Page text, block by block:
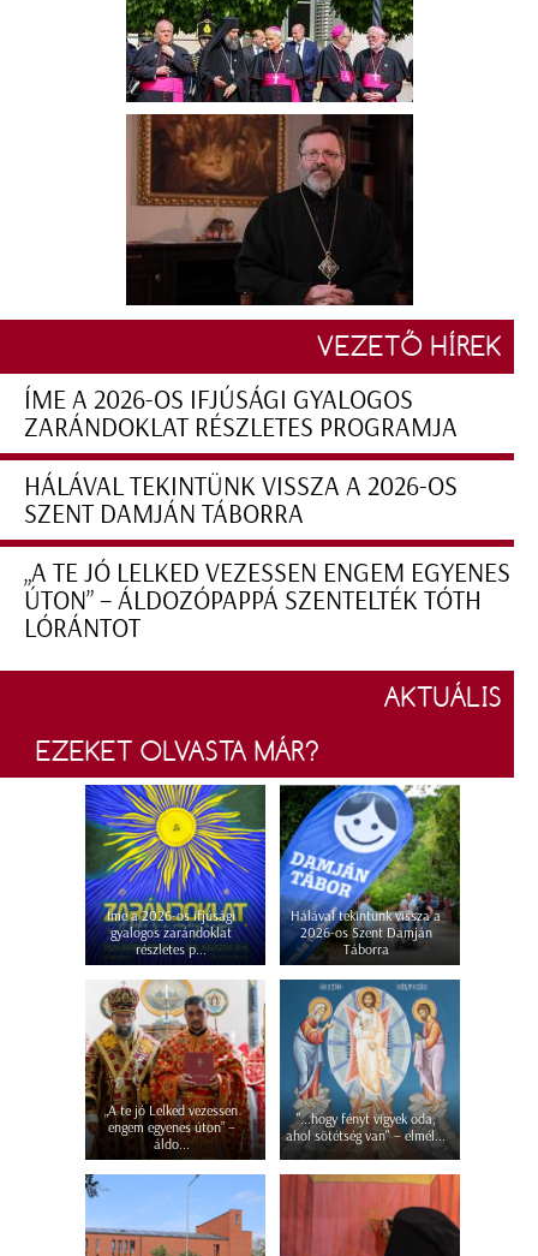
VEZETŐ HÍREK
ÍME A 2026-OS IFJÚSÁGI GYALOGOS
ZARÁNDOKLAT RÉSZLETES PROGRAMJA
HÁLÁVAL TEKINTÜNK VISSZA A 2026-OS
SZENT DAMJÁN TÁBORRA
„A TE JÓ LELKED VEZESSEN ENGEM EGYENES
ÚTON” – ÁLDOZÓPAPPÁ SZENTELTÉK TÓTH
LÓRÁNTOT
AKTUÁLIS
EZEKET OLVASTA MÁR?
Íme a 2026-os ifjúsági
gyalogos zarándoklat
részletes p...
Hálával tekintünk vissza a
2026-os Szent Damján
Táborra
„A te jó Lelked vezessen
engem egyenes úton” –
áldo...
"...hogy fényt vigyek oda,
ahol sötétség van" – elmél...